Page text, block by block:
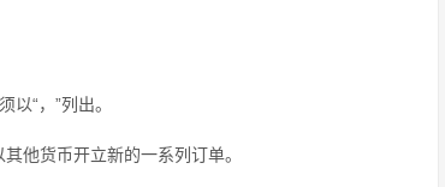
“，”列出。
他货币开立新的一系列订单。